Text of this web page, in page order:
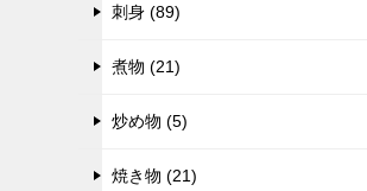
刺身 (89)
煮物 (21)
炒め物 (5)
焼き物 (21)